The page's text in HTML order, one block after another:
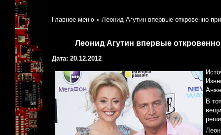
Главное меню » Леонид Агутин впервые откровенно
Леонид Агутин впервые
Дата: 20.12.2012
В